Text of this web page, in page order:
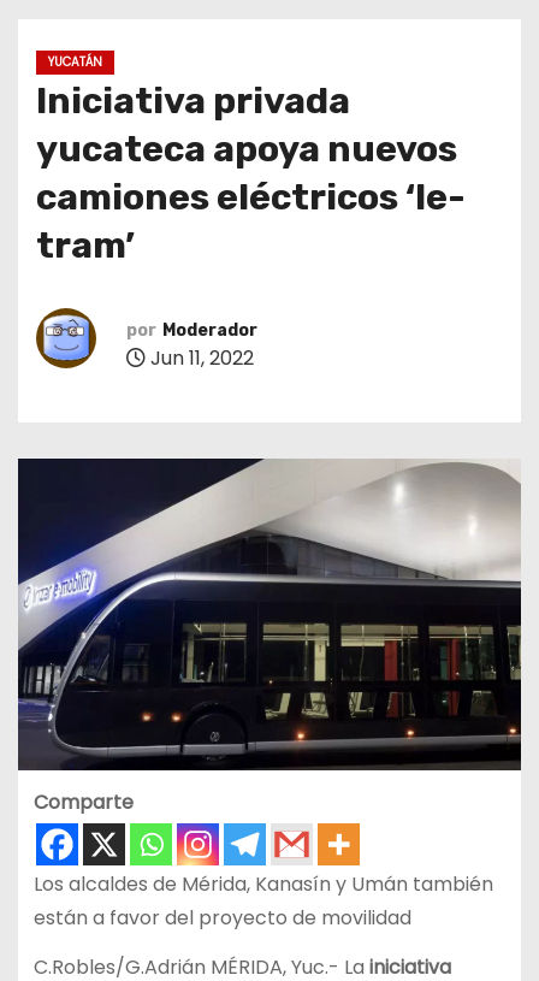
YUCATÁN
Iniciativa privada
yucateca apoya nuevos
camiones eléctricos ‘Ie-
tram’
por Moderador
Jun 11, 2022
Comparte
Los alcaldes de Mérida, Kanasín y Umán también
están a favor del proyecto de movilidad
C.Robles/G.Adrián MÉRIDA, Yuc.- La iniciativa